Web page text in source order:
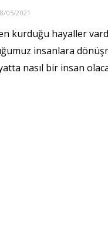
05/2021
kurduğu hayaller
insanlara
nasıl bir insan